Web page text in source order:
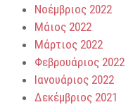
Νοέμβριος 2022
Μάιος 2022
Μάρτιος 2022
Φεβρουάριος 2022
Ιανουάριος 2022
Δεκέμβριος 2021